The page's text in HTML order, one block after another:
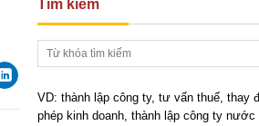
Tìm kiếm
VD: thành lập công ty, tư vấn thuế, thay
phép kinh doanh, thành lập công ty nước